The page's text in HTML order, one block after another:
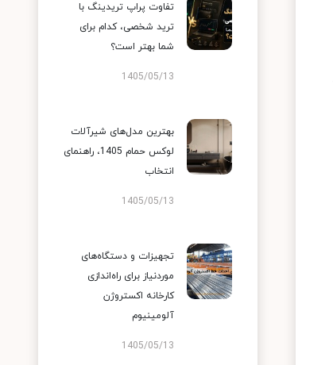
تفاوت پراپ تریدینگ با
ترید شخصی، کدام برای
شما بهتر است؟
1405/05/13
بهترین مدل‌های شیرآلات
لوکس حمام 1405، راهنمای
انتخاب
1405/05/13
تجهیزات و دستگاه‌های
موردنیاز برای راه‌اندازی
کارخانه اکستروژن
آلومینیوم
1405/05/13